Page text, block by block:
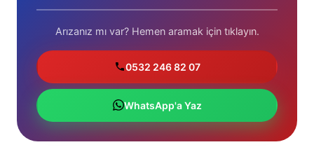
Arızanız mı var? Hemen aramak için tıklayın.
0532 246 82 07
WhatsApp'a Yaz